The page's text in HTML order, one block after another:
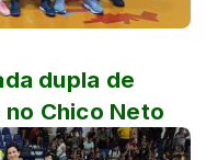
dupla de
Chico Neto